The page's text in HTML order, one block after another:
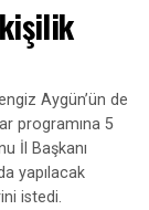
Aygün’ün de
programına 5
İl Başkanı
yapılacak
istedi.